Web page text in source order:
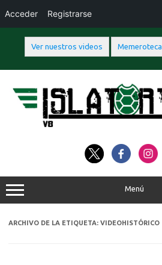
Ver nuestros videos Memeroteca
Acceder Registrarse
contenido
Menú
ARCHIVO DE LA ETIQUETA: VIDEOHISTÓRICO